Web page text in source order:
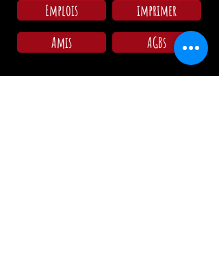
Emplois
imprimer
Amis
AGBs